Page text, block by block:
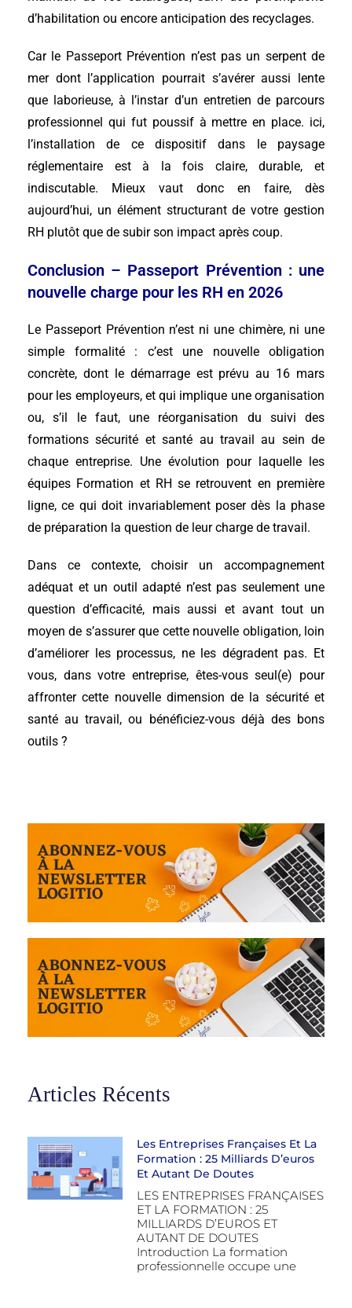
d’habilitation ou encore anticipation des recyclages.
Car le Passeport Prévention n’est pas un serpent de
mer dont l’application pourrait s’avérer aussi lente
que laborieuse, à l’instar d’un entretien de parcours
professionnel qui fut poussif à mettre en place. ici,
l’installation de ce dispositif dans le paysage
réglementaire est à la fois claire, durable, et
indiscutable. Mieux vaut donc en faire, dès
aujourd’hui, un élément structurant de votre gestion
RH plutôt que de subir son impact après coup.
Conclusion – Passeport Prévention : une
nouvelle charge pour les RH en 2026
Le Passeport Prévention n’est ni une chimère, ni une
simple formalité : c’est une nouvelle obligation
concrète, dont le démarrage est prévu au 16 mars
pour les employeurs, et qui implique une organisation
ou, s’il le faut, une réorganisation du suivi des
formations sécurité et santé au travail au sein de
chaque entreprise. Une évolution pour laquelle les
équipes Formation et RH se retrouvent en première
ligne, ce qui doit invariablement poser dès la phase
de préparation la question de leur charge de travail.
Dans ce contexte, choisir un accompagnement
adéquat et un outil adapté n’est pas seulement une
question d’efficacité, mais aussi et avant tout un
moyen de s’assurer que cette nouvelle obligation, loin
d’améliorer les processus, ne les dégradent pas. Et
vous, dans votre entreprise, êtes-vous seul(e) pour
affronter cette nouvelle dimension de la sécurité et
santé au travail, ou bénéficiez-vous déjà des bons
outils ?
Articles Récents
Les Entreprises Françaises Et La
Formation : 25 Milliards D’euros
Et Autant De Doutes
LES ENTREPRISES FRANÇAISES
ET LA FORMATION : 25
MILLIARDS D’EUROS ET
AUTANT DE DOUTES
Introduction La formation
professionnelle occupe une